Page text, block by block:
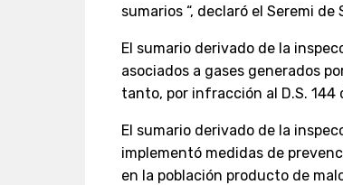
sumarios “, declaró el Seremi
El sumario derivado de la
asociados a gases generados
tanto, por infracción al D.S. 144
El sumario derivado de la
implementó medidas de
en la población producto de